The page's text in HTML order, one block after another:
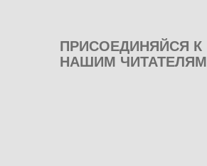
ПРИСОЕДИНЯЙСЯ К
НАШИМ ЧИТАТЕЛЯМ